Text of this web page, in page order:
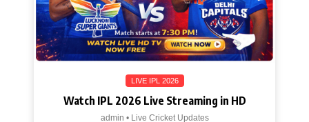
LIVE IPL 2026
Watch IPL 2026 Live Streaming in HD
admin • Live Cricket Updates